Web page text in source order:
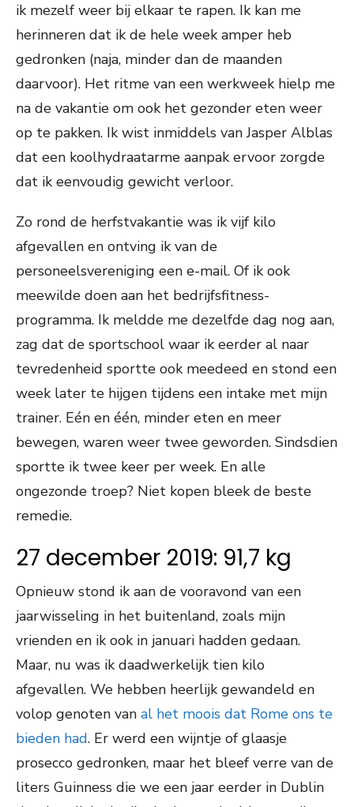
ik mezelf weer bij elkaar te rapen. Ik kan me
herinneren dat ik de hele week amper heb
gedronken (naja, minder dan de maanden
daarvoor). Het ritme van een werkweek hielp me
na de vakantie om ook het gezonder eten weer
op te pakken. Ik wist inmiddels van Jasper Alblas
dat een koolhydraatarme aanpak ervoor zorgde
dat ik eenvoudig gewicht verloor.
Zo rond de herfstvakantie was ik vijf kilo
afgevallen en ontving ik van de
personeelsvereniging een e-mail. Of ik ook
meewilde doen aan het bedrijfsfitness-
programma. Ik meldde me dezelfde dag nog aan,
zag dat de sportschool waar ik eerder al naar
tevredenheid sportte ook meedeed en stond een
week later te hijgen tijdens een intake met mijn
trainer. Eén en één, minder eten en meer
bewegen, waren weer twee geworden. Sindsdien
sportte ik twee keer per week. En alle
ongezonde troep? Niet kopen bleek de beste
remedie.
27 december 2019: 91,7 kg
Opnieuw stond ik aan de vooravond van een
jaarwisseling in het buitenland, zoals mijn
vrienden en ik ook in januari hadden gedaan.
Maar, nu was ik daadwerkelijk tien kilo
afgevallen. We hebben heerlijk gewandeld en
volop genoten van al het moois dat Rome ons te
bieden had. Er werd een wijntje of glaasje
prosecco gedronken, maar het bleef verre van de
liters Guinness die we een jaar eerder in Dublin